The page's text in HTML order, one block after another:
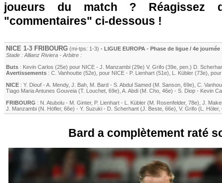
joueurs du match ? Réagissez
"commentaires" ci-dessous !
NICE 1-3 FRIBOURG (mi-tps: 1-3) - LIGUE EUROPA - Phase de ligue / 4e journée
Stade : Allianz Riviera - Arbitre :
Buts : Kevin Carlos (25e) pour NICE - J. Manzambi (29e) V. Grifo (39e, pen.) D.
Avertissements : C. Vanhoutte (52e) , pour NICE - P. Lienhart (51e) L. Kübler (73e) ,
NICE : Y. Diouf - A. Mendy, J. Bah M. Bard - S. Abdul Samed (M. Sanson , 69e) C.
Tiago Maria Antunes Gouveia (T. Louchet , 69e) A. Abdi (M. Cho , 46e) - S. Diop - Kevin
FRIBOURG : N. Atubolu - M. Ginter, P. Lienhart - L. Kübler (M. Rosenfelder, 78e) J.
J. Manzambi (N. Höfler, 66e) - Y. Suzuki - D. Scherhant (J. Beste , 66e) V. Grifo (L. Höler,
Bard a complètement raté